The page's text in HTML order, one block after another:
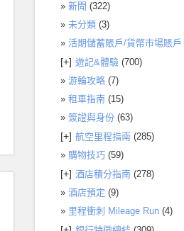
新聞 (322)
未分類 (3)
活期儲蓄賬戶/貨幣市場賬戶
[+] 遊記&體驗 (700)
游輪攻略 (7)
租車指南 (15)
簽證與身份 (63)
[+] 航空里程指南 (285)
購物技巧 (59)
[+] 酒店積分指南 (278)
酒店預定 (9)
里程衝刺 Mileage Run (4)